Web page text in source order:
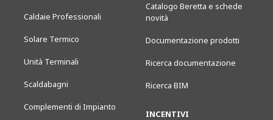
Caldaie Professionali
Solare Termico
Unità Terminali
Scaldabagni
Complementi di Impianto
Catalogo Beretta e schede
novità
Documentazione prodotti
Ricerca documentazione
Ricerca BIM
INCENTIVI